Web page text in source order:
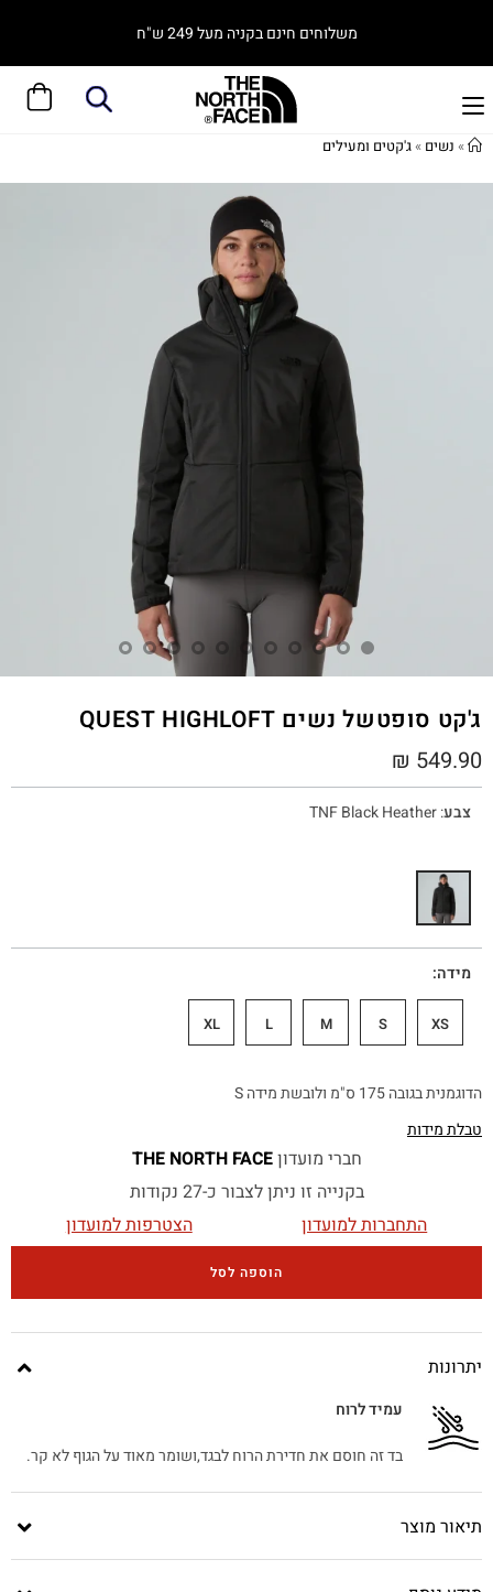
משלוחים חינם בקניה מעל 249 ש"ח
» נשים »ג'קטים ומעילים
ג'קט סופטשל נשים QUEST HIGHLOFT
₪ 549.90
צבע:
TNF Black Heather
מידה
XS
S
M
L
XL
הדוגמנית בגובה 175 ס"מ ולובשת מידה S
טבלת מידות
חברי מועדוןTHE NORTH FACE
בקנייה זו ניתן לצבור כ-27 נקודות
התחברות למועדון
הצטרפות למועדון
הוספה לסל
יתרונות
עמיד לרוח
בד זה חוסם את חדירת הרוח לבגד,ושומר מאוד על הגוף לא קר.
תיאור מוצר